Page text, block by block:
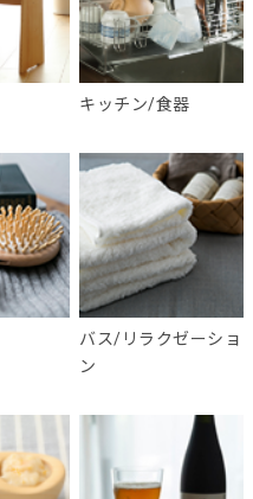
キッチン/食器
バス/リラクゼーショ
ン